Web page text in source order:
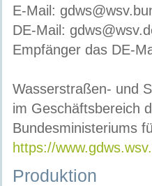
E-Mail:
DE-Mail:
Empfänger das DE-
Wasserstraßen- und
im Geschäftsbereich
Bundesministeriums
https://
Produktion